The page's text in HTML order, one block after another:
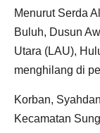
Menurut Serda
Buluh, Dusun
Utara (LAU),
menghilang di
Korban,
Kecamatan